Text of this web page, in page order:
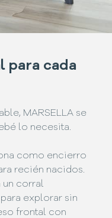
para cada
MARSELLA se
lo necesita.
como encierro
recién nacidos.
un corral
explorar sin
frontal con